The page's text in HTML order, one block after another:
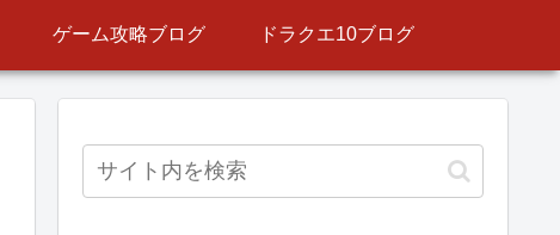
ゲーム攻略ブログ ドラクエ10ブログ